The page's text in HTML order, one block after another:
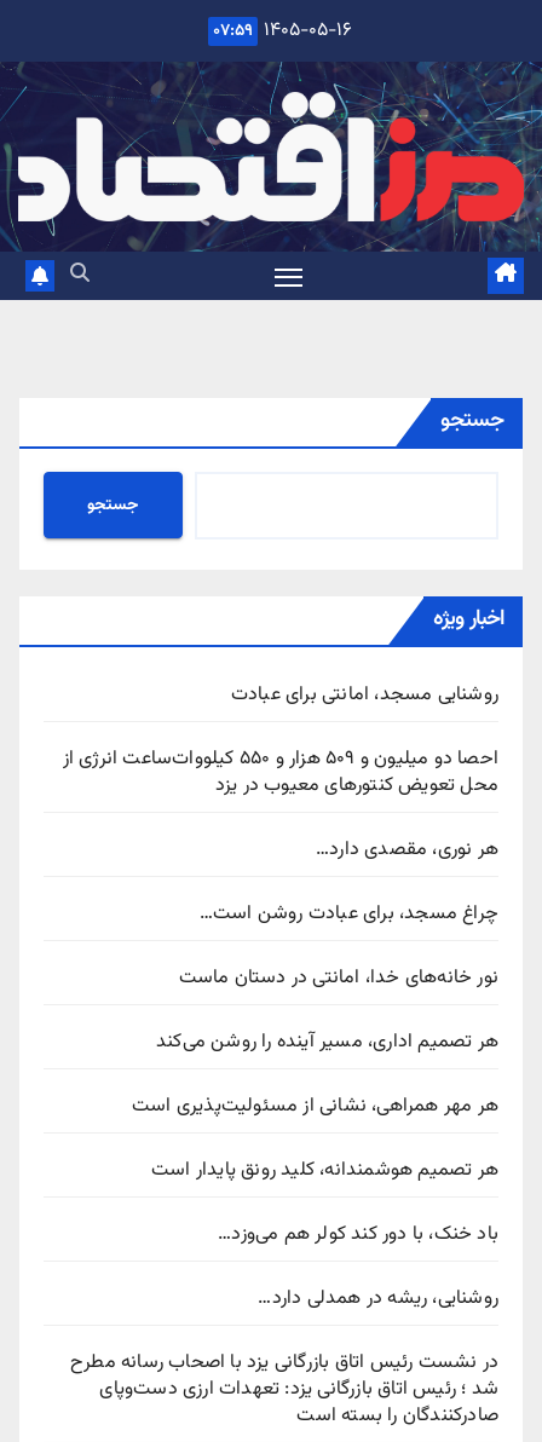
content
۱۴۰۵-۰۵-۱۶ ۰۷:۵۹
جستجو
جستجو
اخبار ویژه
روشنایی مسجد، امانتی برای عبادت
احصا دو میلیون و ۵۰۹ هزار و ۵۵۰ کیلووات‌ساعت انرژی از
محل تعویض کنتورهای معیوب در یزد
هر نوری، مقصدی دارد…
چراغ مسجد، برای عبادت روشن است…
نور خانه‌های خدا، امانتی در دستان ماست
هر تصمیم اداری، مسیر آینده را روشن می‌کند
هر مهر همراهی، نشانی از مسئولیت‌پذیری است
هر تصمیم هوشمندانه، کلید رونق پایدار است
باد خنک، با دور کند کولر هم می‌وزد…
روشنایی، ریشه در همدلی دارد…
در نشست رئیس اتاق بازرگانی یزد با اصحاب رسانه مطرح
شد ؛ رئیس اتاق بازرگانی یزد: تعهدات ارزی دست‌وپای
صادرکنندگان را بسته است